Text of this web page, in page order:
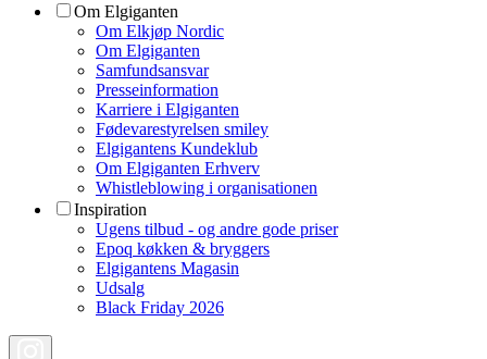
Om Elgiganten
Om Elkjøp Nordic
Om Elgiganten
Samfundsansvar
Presseinformation
Karriere i Elgiganten
Fødevarestyrelsen smiley
Elgigantens Kundeklub
Om Elgiganten Erhverv
Whistleblowing i organisationen
Inspiration
Ugens tilbud - og andre gode priser
Epoq køkken & bryggers
Elgigantens Magasin
Udsalg
Black Friday 2026